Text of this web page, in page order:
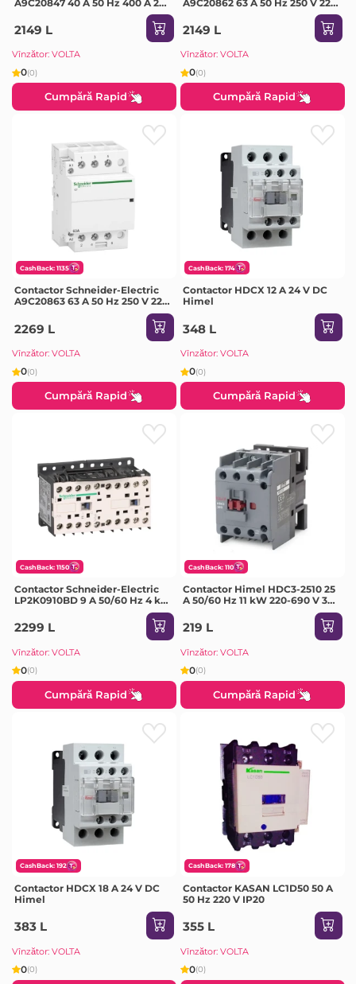
A9C20847 40 A 50 Hz 400 A 220
2149 L
Vînzător: VOLTA
0(0)
Cumpără Rapid
A9C20862 63 A 50 Hz 250 V 220
2149 L
Vînzător: VOLTA
0(0)
Cumpără Rapid
CashBack: 1135
Contactor Schneider-Electric
A9C20863 63 A 50 Hz 250 V 220
2269 L
Vînzător: VOLTA
0(0)
Cumpără Rapid
CashBack: 174
Contactor HDCX 12 A 24 V DC
Himel
348 L
Vînzător: VOLTA
0(0)
Cumpără Rapid
CashBack: 1150
Contactor Schneider-Electric
LP2K0910BD 9 A 50/60 Hz 4 kW
2299 L
Vînzător: VOLTA
0(0)
Cumpără Rapid
CashBack: 110
Contactor Himel HDC3-2510 25
A 50/60 Hz 11 kW 220-690 V 36
219 L
Vînzător: VOLTA
0(0)
Cumpără Rapid
CashBack: 192
Contactor HDCX 18 A 24 V DC
Himel
383 L
Vînzător: VOLTA
0(0)
CashBack: 178
Contactor KASAN LC1D50 50 A
50 Hz 220 V IP20
355 L
Vînzător: VOLTA
0(0)